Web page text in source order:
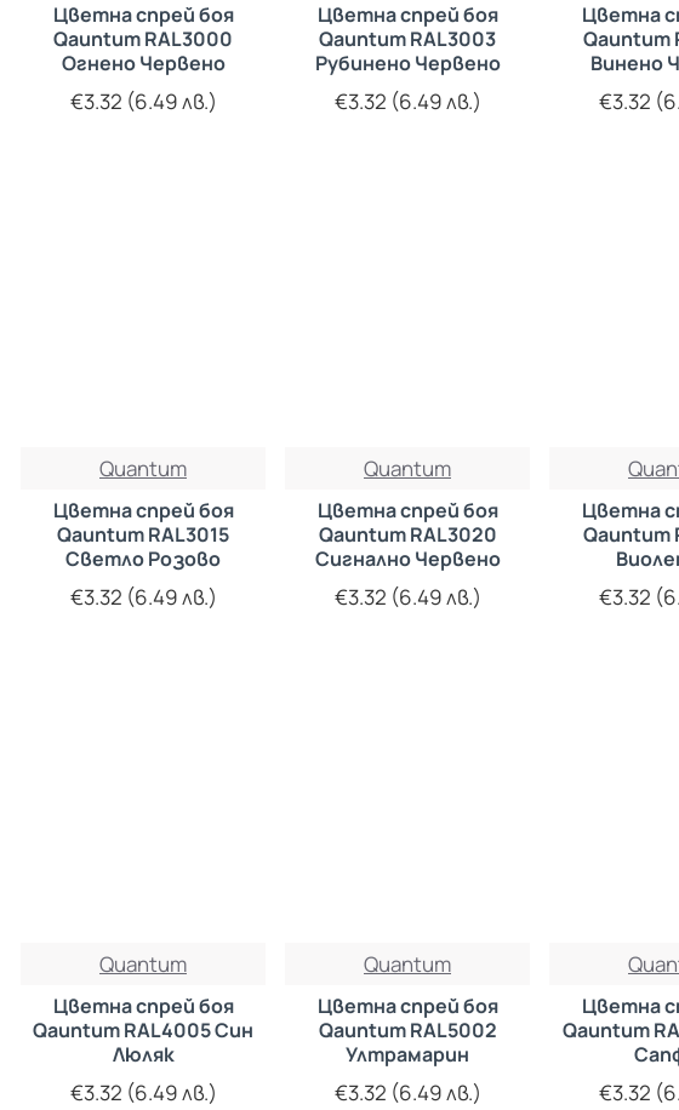
Цветна спрей боя
Qauntum RAL3000
Огнено Червено
€3.32 (6.49 лв.)
Цветна спрей боя
Qauntum RAL3003
Рубинено Червено
€3.32 (6.49 лв.)
Цветна
Qauntum
Винено
€3.32
Quantum
Цветна спрей боя
Qauntum RAL3015
Светло Розово
€3.32 (6.49 лв.)
Quantum
Цветна спрей боя
Qauntum RAL3020
Сигнално Червено
€3.32 (6.49 лв.)
Цветна
Qauntum
€3.32
Quantum
Цветна спрей боя
Qauntum RAL4005 Син
Люляк
€3.32 (6.49 лв.)
Quantum
Цветна спрей боя
Qauntum RAL5002
Ултрамарин
€3.32 (6.49 лв.)
Цветна
Qauntum
€3.32